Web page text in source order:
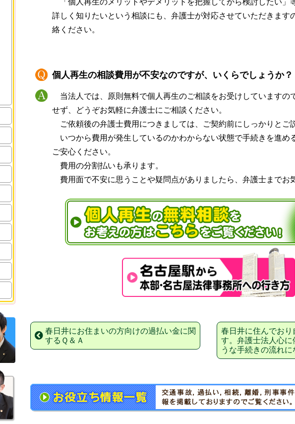
詳しく知りたいという相談にも、弁護士が対応させていただきます
絡ください。
個人再生の相談費用が不安なのですが、いくらでしょうか？
当法人では、原則無料で個人再生のご相談をお受けしていますの
せず、どうぞお気軽に弁護士にご相談ください。
ご依頼後の弁護士費用につきましては、ご契約前にしっかりとご
いつから費用が発生しているのかわからない状態で手続きを進め
ご安心ください。
費用の分割払いも承ります。
費用面で不安に思うことや疑問点がありましたら、弁護士までお
春日井にお住まいの方向けの過払い金に関
するＱ＆Ａ
春日井に住んでおり
す。弁護士法人心に
うな手続きの流れに